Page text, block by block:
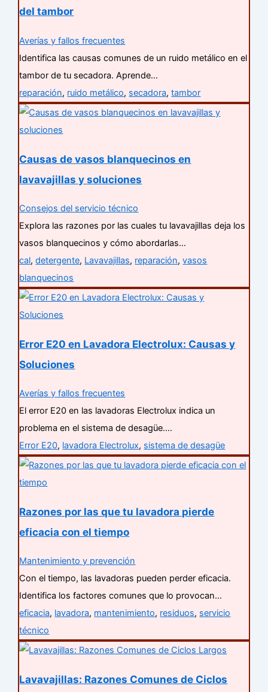
del tambor
Averías y fallos frecuentes
Identifica las causas comunes de un ruido metálico en el
tambor de tu secadora. Aprende…
reparación, ruido metálico, secadora,tambor
Causas de vasos blanquecinos en
lavavajillas y soluciones
Consejos del servicio técnico
Explora las razones por las cuales tu lavavajillas deja los
vasos blanquecinos y cómo abordarlas…
cal,detergente, Lavavajillas, reparación,vasos
blanquecinos
Error E20 en Lavadora Electrolux: Causas y
Soluciones
Averías y fallos frecuentes
El error E20 en las lavadoras Electrolux indica un
problema en el sistema de desagüe.…
Error E20, lavadora Electrolux, sistema de desagüe
Razones por las que tu lavadora pierde
eficacia con el tiempo
Mantenimiento y prevención
Con el tiempo, las lavadoras pueden perder eficacia.
Identifica los factores comunes que lo provocan…
eficacia, lavadora, mantenimiento, residuos, servicio
técnico
Lavavajillas: Razones Comunes de Ciclos